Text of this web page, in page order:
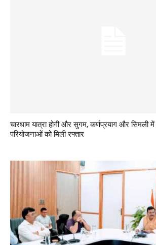
चारधाम यात्रा होगी और सुगम, कर्णप्रयाग और सिमली
परियोजनाओं को मिली रफ्तार